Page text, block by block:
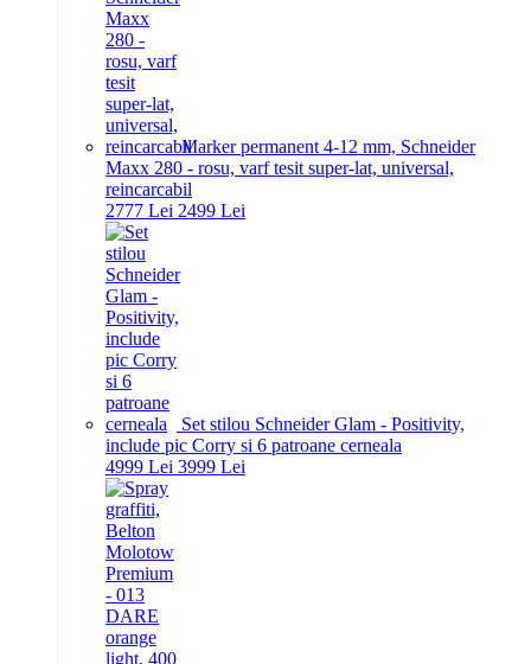
Marker permanent 4-12 mm, Schneider
Maxx 280 - rosu, varf tesit super-lat, universal,
reincarcabil
2777 Lei 2499 Lei
Set stilou Schneider Glam - Positivity,
include pic Corry si 6 patroane cerneala
4999 Lei 3999 Lei